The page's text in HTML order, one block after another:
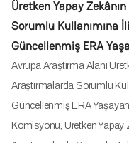
Üretken Yapay
Sorumlu Kullanımına
Güncellenmiş ERA
Avrupa Araştırma Alanı
Araştırmalarda Sorumlu
Güncellenmiş ERA
Komisyonu, Üretken Yapay